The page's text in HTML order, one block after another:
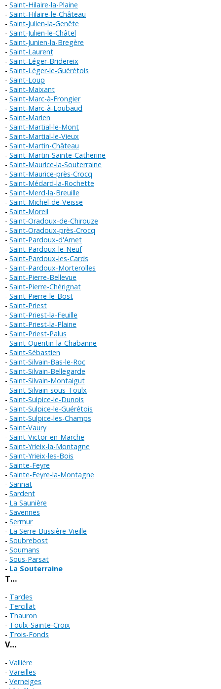
Saint-Hilaire-la-Plaine
Saint-Hilaire-le-Château
Saint-Julien-la-Genête
Saint-Julien-le-Châtel
Saint-Junien-la-Bregère
Saint-Laurent
Saint-Léger-Bridereix
Saint-Léger-le-Guérétois
Saint-Loup
Saint-Maixant
Saint-Marc-à-Frongier
Saint-Marc-à-Loubaud
Saint-Marien
Saint-Martial-le-Mont
Saint-Martial-le-Vieux
Saint-Martin-Château
Saint-Martin-Sainte-Catherine
Saint-Maurice-la-Souterraine
Saint-Maurice-près-Crocq
Saint-Médard-la-Rochette
Saint-Merd-la-Breuille
Saint-Michel-de-Veisse
Saint-Moreil
Saint-Oradoux-de-Chirouze
Saint-Oradoux-près-Crocq
Saint-Pardoux-d'Arnet
Saint-Pardoux-le-Neuf
Saint-Pardoux-les-Cards
Saint-Pardoux-Morterolles
Saint-Pierre-Bellevue
Saint-Pierre-Chérignat
Saint-Pierre-le-Bost
Saint-Priest
Saint-Priest-la-Feuille
Saint-Priest-la-Plaine
Saint-Priest-Palus
Saint-Quentin-la-Chabanne
Saint-Sébastien
Saint-Silvain-Bas-le-Roc
Saint-Silvain-Bellegarde
Saint-Silvain-Montaigut
Saint-Silvain-sous-Toulx
Saint-Sulpice-le-Dunois
Saint-Sulpice-le-Guérétois
Saint-Sulpice-les-Champs
Saint-Vaury
Saint-Victor-en-Marche
Saint-Yrieix-la-Montagne
Saint-Yrieix-les-Bois
Sainte-Feyre
Sainte-Feyre-la-Montagne
Sannat
Sardent
La Saunière
Savennes
Sermur
La Serre-Bussière-Vieille
Soubrebost
Soumans
Sous-Parsat
La Souterraine
T…
Tardes
Tercillat
Thauron
Toulx-Sainte-Croix
Trois-Fonds
V…
Vallière
Vareilles
Verneiges